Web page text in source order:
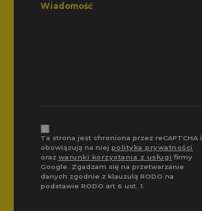
Wiadomość
Ta strona jest chroniona przez reCAPTCHA i
obowiązują na niej polityka prywatności
oraz warunki korzystania z usługi firmy
Google. Zgadzam się na przetwarzanie
danych zgodnie z klauzulą RODO na
podstawie RODO art 6 ust. 1.